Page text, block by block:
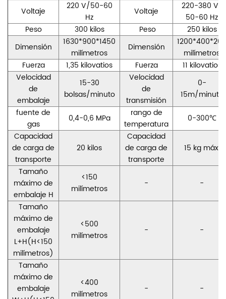
Voltaje
220 V/50-60
Hz
Voltaje
220-380 V/
50-60 Hz
Peso
300 kilos Peso
250 kilos
Dimensión
1630*900*1450
milímetros
Dimensión
1200*400*200
milímetros
Fuerza
1,35 kilovatios Fuerza
11 kilovatios
Velocidad
de
embalaje
15-30
bolsas/minuto
Velocidad
de
transmisión
0-
15m/minuto
fuente de
gas
0,4-0,6 MPa
rango de
temperatura
0-300℃
Capacidad
de carga de
transporte
20 kilos
Capacidad
de carga de
transporte
15 kg máx.
Tamaño
máximo de
embalaje H
<150
milímetros
- -
Tamaño
máximo de
embalaje
L+H(H<150
milímetros)
<500
milímetros
- -
Tamaño
máximo de
embalaje
<400
milímetros
- -